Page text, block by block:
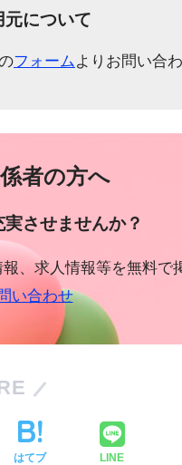
について
フォームよりお問い合
者の方へ
させませんか？
、求人情報等を無料で
い合わせ
はてブ LINE